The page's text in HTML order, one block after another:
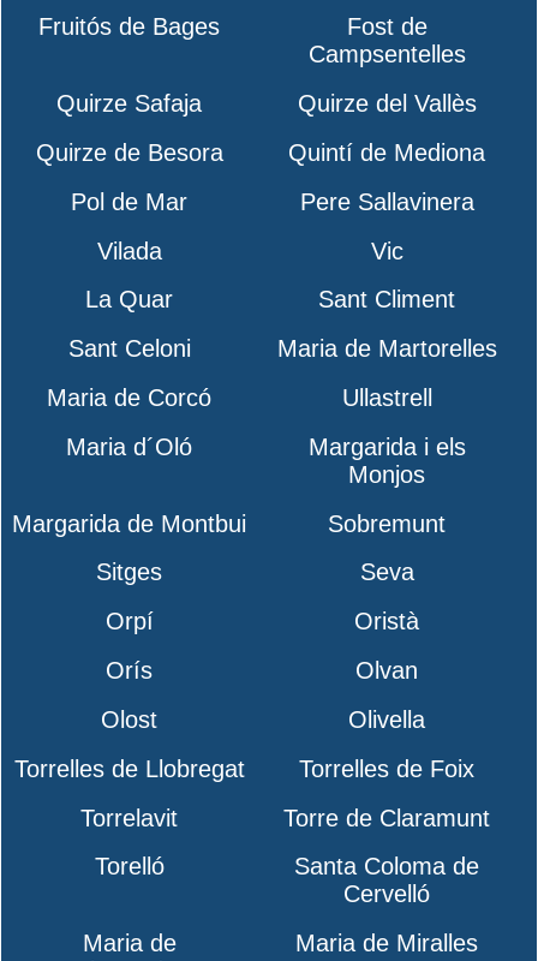
Fruitós de Bages
Fost de
Campsentelles
Quirze Safaja
Quirze del Vallès
Quirze de Besora
Quintí de Mediona
Pol de Mar
Pere Sallavinera
Vilada
Vic
La Quar
Sant Climent
Sant Celoni
Maria de Martorelles
Maria de Corcó
Ullastrell
Maria d´Oló
Margarida i els
Monjos
Margarida de Montbui
Sobremunt
Sitges
Seva
Orpí
Oristà
Orís
Olvan
Olost
Olivella
Torrelles de Llobregat
Torrelles de Foix
Torrelavit
Torre de Claramunt
Torelló
Santa Coloma de
Cervelló
Maria de
Maria de Miralles